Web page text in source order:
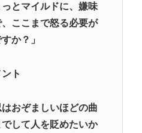
とマイルドに、嫌味
ここまで怒る必要が
か？」
ト
はおぞましいほどの曲
して人を貶めたいか